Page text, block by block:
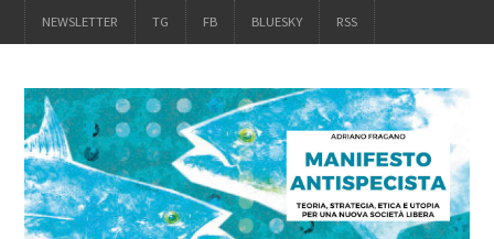
NEWSLETTER TG FB BLUESKY RSS